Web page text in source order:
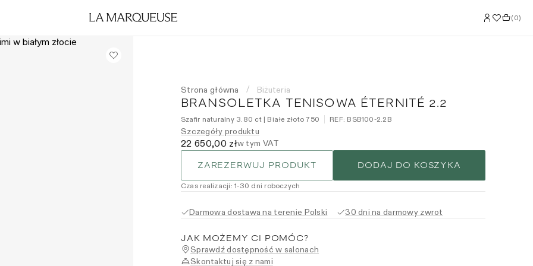
(0)
Strona główna / Biżuteria
BRANSOLETKA TENISOWA ÉTERNITÉ 2.2
Szafir naturalny 3.80 ct | Białe złoto 750 REF: BSB100-2.2B
Szczegóły produktu
22 650,00 złw tym VAT
ZAREZERWUJ PRODUKT DODAJ DO KOSZYKA
Czas realizacji :1-30 dni roboczych
Darmowa dostawa na terenie Polski 30 dni na darmowy zwrot
JAK MOŻEMY CI POMÓC?
Sprawdź dostępność w salonach
Skontaktuj się z nami